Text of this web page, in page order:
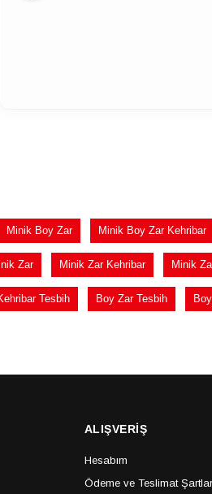
Minik Boy Zar Minik Boy Zar Kehribar
Zar Minik Zar Kehribar Minik
Tesbih Boy Zar Tesbih
ALIŞVERİŞ
Hesabım
Ödeme ve Teslimat